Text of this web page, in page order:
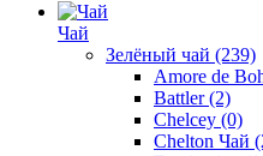
Чай
Зелёный чай (239)
Amore de
Battler(2)
Chelcey (0)
Chelton Чай